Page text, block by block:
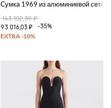
Сумка 1969 из алюминиевой сетки
143 102,39 ₽
93 016,03 ₽
-35%